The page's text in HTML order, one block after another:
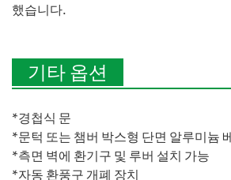
했습니다.
기타 옵션
*경첩식 문
*문턱 또는 챔버 박스형 단면 알루미늄
*측면 벽에 환기구 및 루버 설치 가능
*자동 환풍구 개폐 ​​장치